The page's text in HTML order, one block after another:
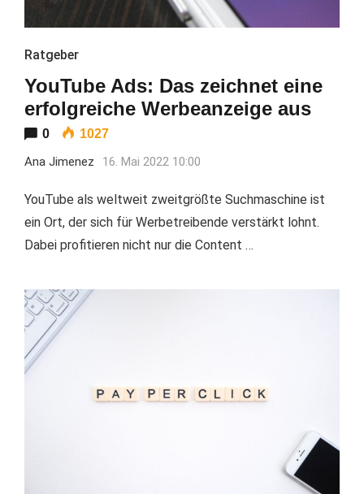
Ratgeber
YouTube Ads: Das zeichnet eine
erfolgreiche Werbeanzeige aus
0 1027
Ana Jimenez 16. Mai 2022 10:00
YouTube als weltweit zweitgrößte Suchmaschine ist
ein Ort, der sich für Werbetreibende verstärkt lohnt.
Dabei profitieren nicht nur die Content …